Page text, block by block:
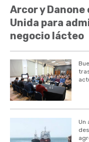
Arcor y
Unida para
negocio lácteo
Un